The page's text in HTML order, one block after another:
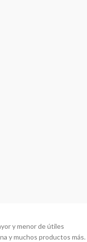
y menor de útiles
y muchos productos más.